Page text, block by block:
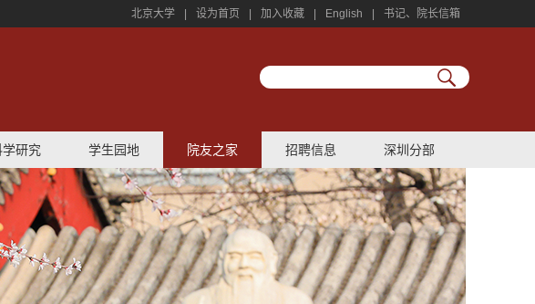
北京大学 设为首页 加入收藏 English 书记、院长信箱
学研究 学生园地 院友之家 招聘信息 深圳分部